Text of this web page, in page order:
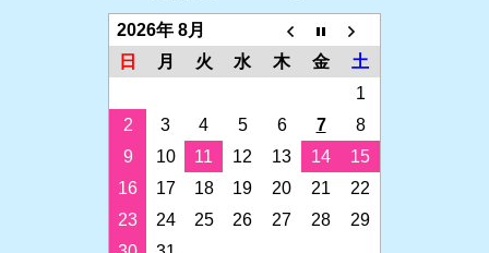
2026年 8月
日
月 火 水 木 金
土
1
2
3 4 5 6 7
8
9
10 11 12 13 14
15
16
17 18 19 20 21
22
23
24 25 26 27 28
29